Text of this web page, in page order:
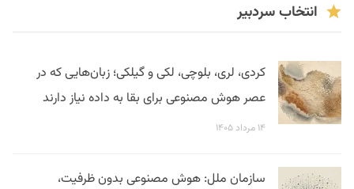
انتخاب سردبیر
کردی، لری، بلوچی، لکی و گیلکی؛ زبان‌هایی که در
عصر هوش مصنوعی برای بقا به داده نیاز دارند
۱۴ مرداد ۱۴۰۵
سازمان ملل: هوش مصنوعی بدون ظرفیت،